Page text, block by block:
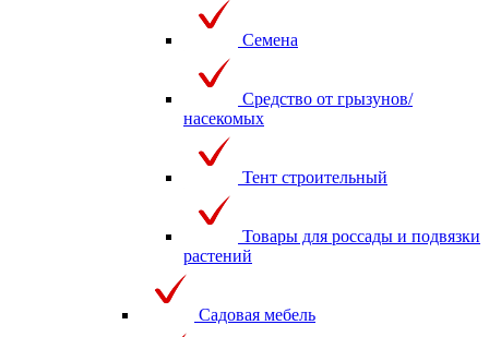
Семена
Средство от грызунов/
насекомых
Тент строительный
Товары для россады и подвязки
растений
Садовая мебель